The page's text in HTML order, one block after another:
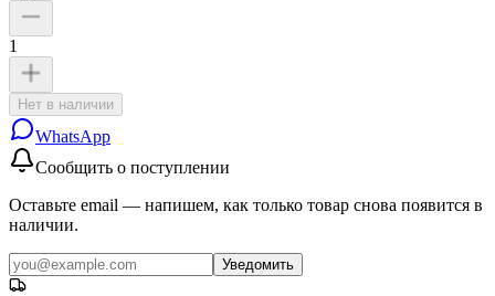
1
Нет в наличии
WhatsApp
Сообщить о поступлении
Оставьте email — напишем, как только товар снова появится в
наличии.
Уведомить